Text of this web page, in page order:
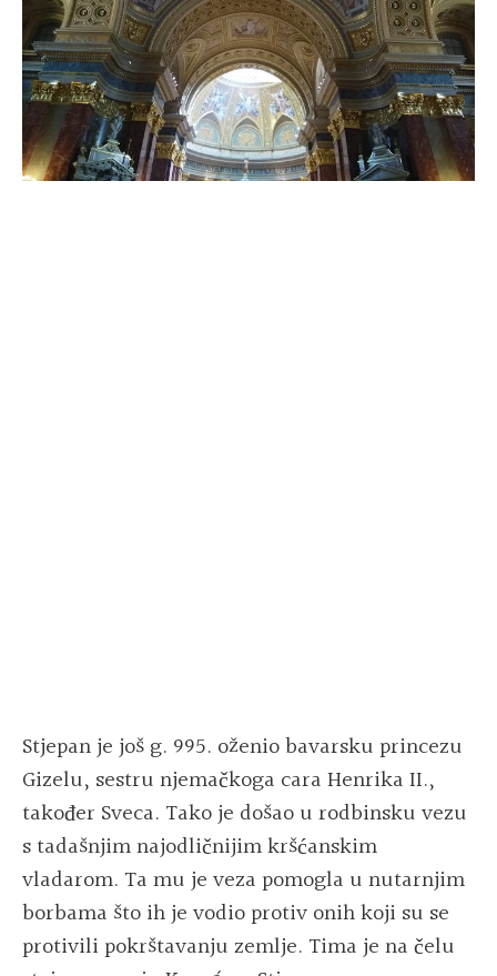
Stjepan je još g. 995. oženio bavarsku princezu
Gizelu, sestru njemačkoga cara Henrika II.,
također Sveca. Tako je došao u rodbinsku vezu
s tadašnjim najodličnijim kršćanskim
vladarom. Ta mu je veza pomogla u nutarnjim
borbama što ih je vodio protiv onih koji su se
protivili pokrštavanju zemlje. Tima je na čelu